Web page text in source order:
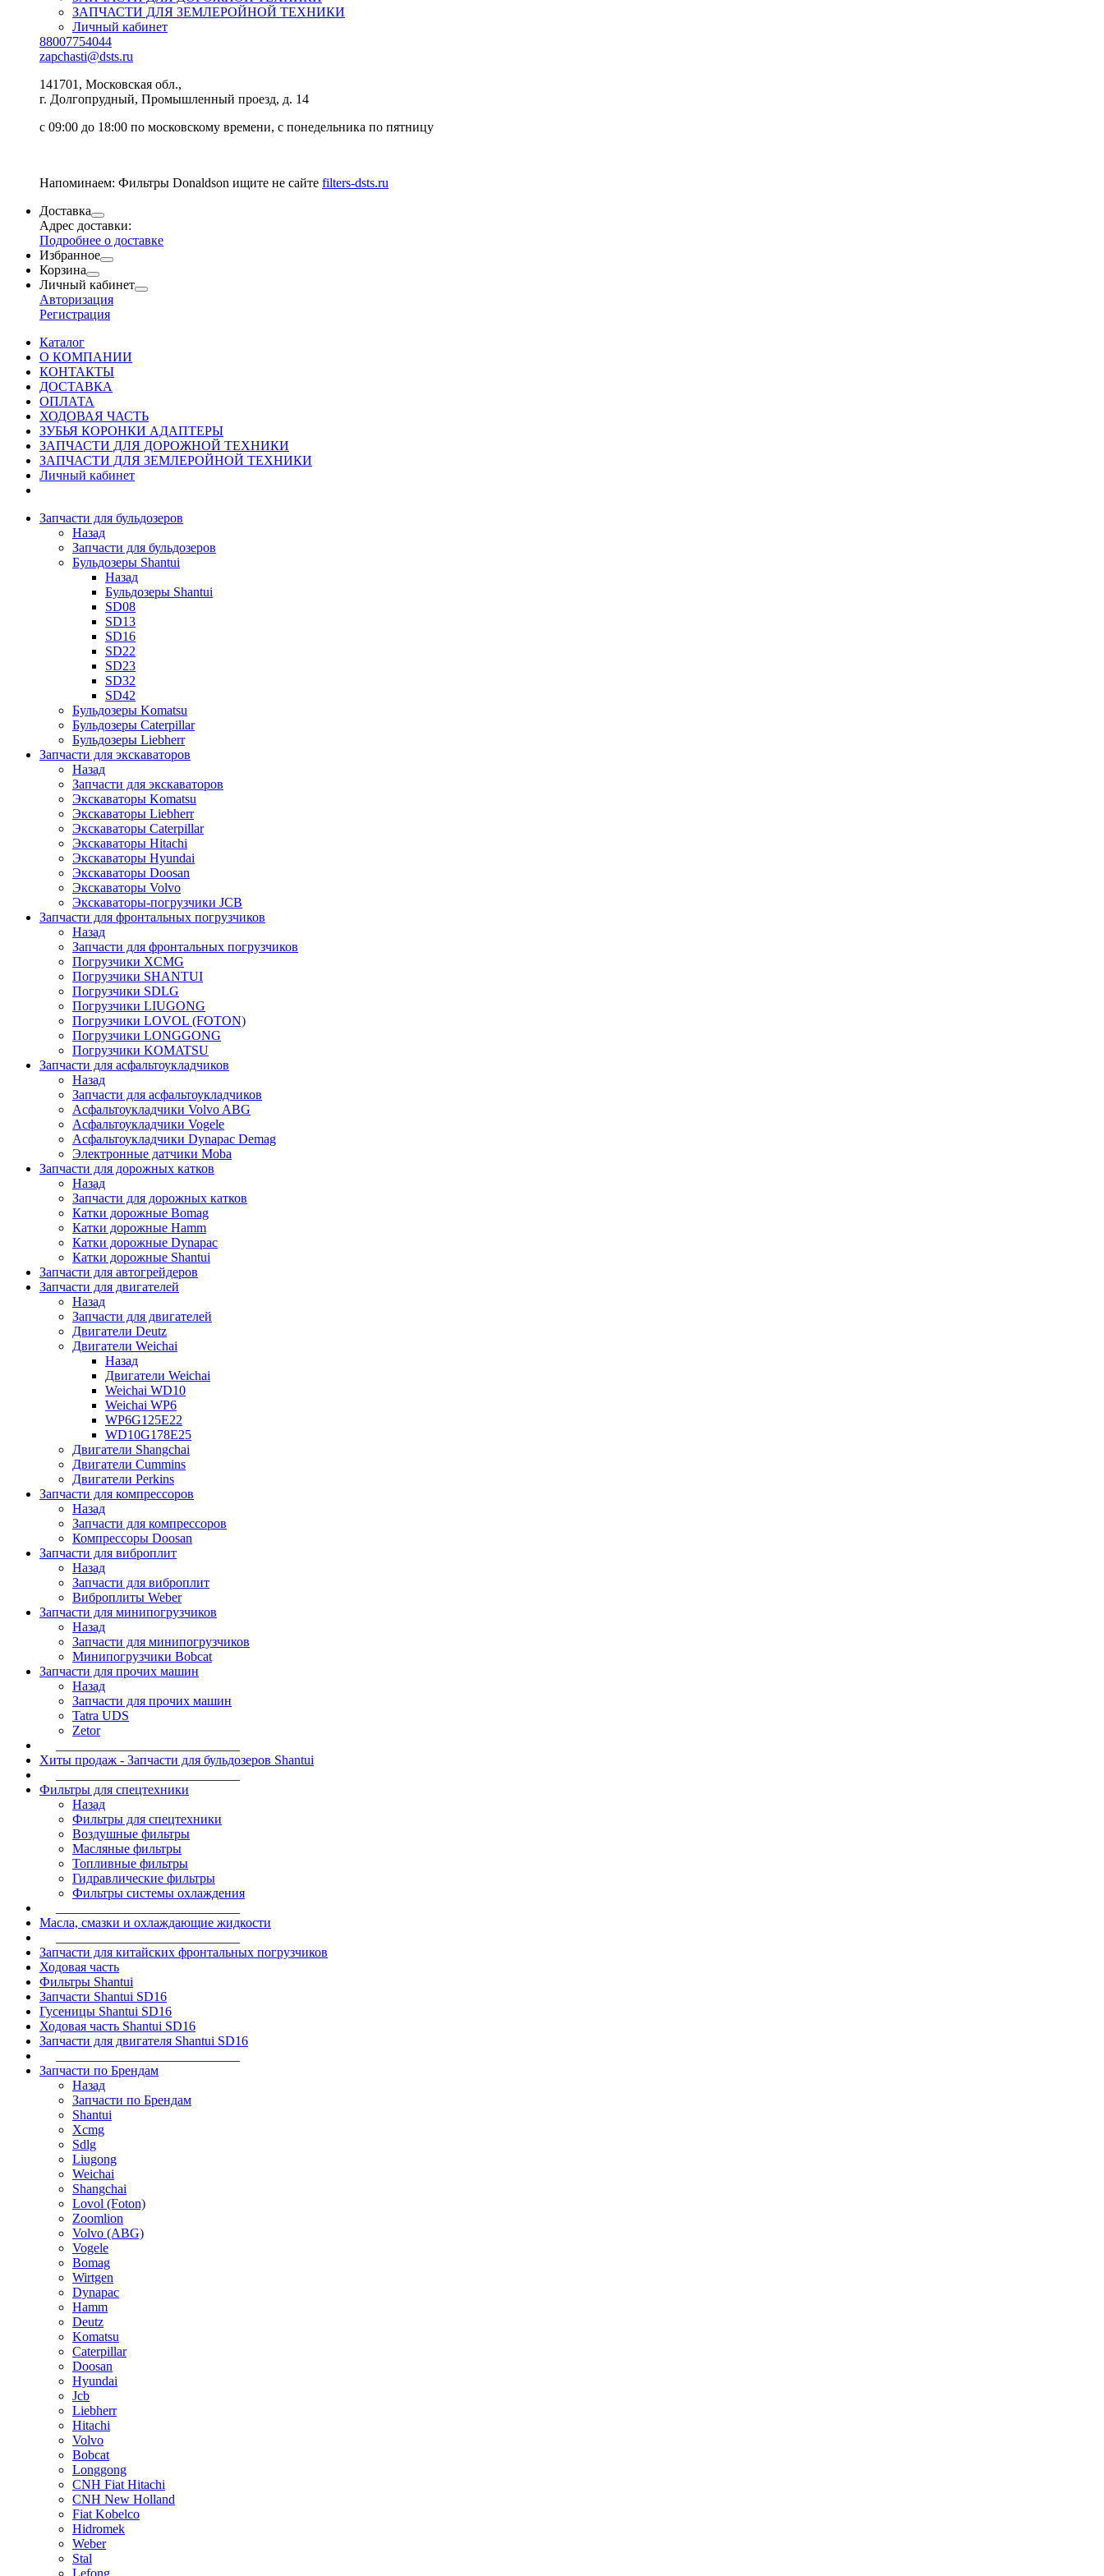
ЗАПЧАСТИ ДЛЯ ЗЕМЛЕРОЙНОЙ ТЕХНИКИ
Личный кабинет
88007754044
zapchasti@dsts.ru
141701, Московская обл.,
г. Долгопрудный, Промышленный проезд, д. 14
с 09:00 до 18:00 по московскому времени, с понедельника по пятницу
Напоминаем: Фильтры Donaldson ищите не сайте filters-dsts.ru
Доставка
Адрес доставки:
Подробнее о доставке
Избранное
Корзина
Личный кабинет
Авторизация
Регистрация
Каталог
О КОМПАНИИ
КОНТАКТЫ
ДОСТАВКА
ОПЛАТА
ХОДОВАЯ ЧАСТЬ
ЗУБЬЯ КОРОНКИ АДАПТЕРЫ
ЗАПЧАСТИ ДЛЯ ДОРОЖНОЙ ТЕХНИКИ
ЗАПЧАСТИ ДЛЯ ЗЕМЛЕРОЙНОЙ ТЕХНИКИ
Личный кабинет
Запчасти для бульдозеров
Назад
Запчасти для бульдозеров
Бульдозеры Shantui
Назад
Бульдозеры Shantui
SD08
SD13
SD16
SD22
SD23
SD32
SD42
Бульдозеры Komatsu
Бульдозеры Caterpillar
Бульдозеры Liebherr
Запчасти для экскаваторов
Назад
Запчасти для экскаваторов
Экскаваторы Komatsu
Экскаваторы Liebherr
Экскаваторы Caterpillar
Экскаваторы Hitachi
Экскаваторы Hyundai
Экскаваторы Doosan
Экскаваторы Volvo
Экскаваторы-погрузчики JCB
Запчасти для фронтальных погрузчиков
Назад
Запчасти для фронтальных погрузчиков
Погрузчики XCMG
Погрузчики SHANTUI
Погрузчики SDLG
Погрузчики LIUGONG
Погрузчики LOVOL (FOTON)
Погрузчики LONGGONG
Погрузчики KOMATSU
Запчасти для асфальтоукладчиков
Назад
Запчасти для асфальтоукладчиков
Асфальтоукладчики Volvo ABG
Асфальтоукладчики Vogele
Асфальтоукладчики Dynapac Demag
Электронные датчики Moba
Запчасти для дорожных катков
Назад
Запчасти для дорожных катков
Катки дорожные Bomag
Катки дорожные Hamm
Катки дорожные Dynapac
Катки дорожные Shantui
Запчасти для автогрейдеров
Запчасти для двигателей
Назад
Запчасти для двигателей
Двигатели Deutz
Двигатели Weichai
Назад
Двигатели Weichai
Weichai WD10
Weichai WP6
WP6G125E22
WD10G178E25
Двигатели Shangchai
Двигатели Cummins
Двигатели Perkins
Запчасти для компрессоров
Назад
Запчасти для компрессоров
Компрессоры Doosan
Запчасти для виброплит
Назад
Запчасти для виброплит
Виброплиты Weber
Запчасти для минипогрузчиков
Назад
Запчасти для минипогрузчиков
Минипогрузчики Bobcat
Запчасти для прочих машин
Назад
Запчасти для прочих машин
Tatra UDS
Zetor
Хиты продаж - Запчасти для бульдозеров Shantui
Фильтры для спецтехники
Назад
Фильтры для спецтехники
Воздушные фильтры
Масляные фильтры
Топливные фильтры
Гидравлические фильтры
Фильтры системы охлаждения
Масла, смазки и охлаждающие жидкости
Запчасти для китайских фронтальных погрузчиков
Ходовая часть
Фильтры Shantui
Запчасти Shantui SD16
Гусеницы Shantui SD16
Ходовая часть Shantui SD16
Запчасти для двигателя Shantui SD16
Запчасти по Брендам
Назад
Запчасти по Брендам
Shantui
Xcmg
Sdlg
Liugong
Weichai
Shangchai
Lovol (Foton)
Zoomlion
Volvo (ABG)
Vogele
Bomag
Wirtgen
Dynapac
Hamm
Deutz
Komatsu
Caterpillar
Doosan
Hyundai
Jcb
Liebherr
Hitachi
Volvo
Bobcat
Longgong
CNH Fiat Hitachi
CNH New Holland
Fiat Kobelco
Hidromek
Weber
Stal
Lefong